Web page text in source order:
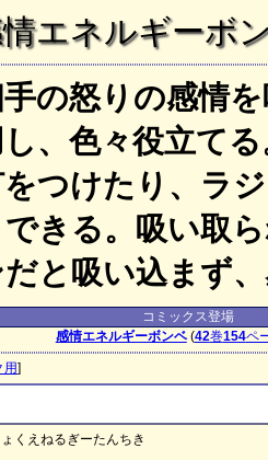
エネルギーボ
の怒りの感情
し、色々役立て
つけたり、ラ
できる。吸い取
だと吸い込まず
コミックス登場
感情エネルギーボンベ(42巻154ペ
用]
くえねるぎーたんちき